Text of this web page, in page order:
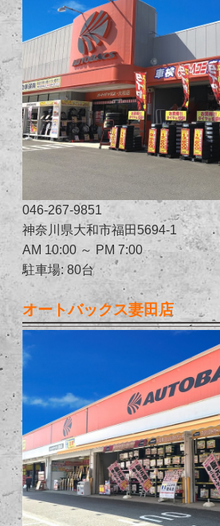
046-267-9851
神奈川県大和市福田5694-1
AM 10:00 ～ PM 7:00
駐車場: 80台
オートバックス妻田店